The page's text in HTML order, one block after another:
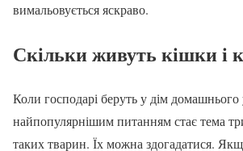
вимальовується яскраво.
Скільки живуть кішки і
Коли господарі беруть у дім
найпопулярнішим питанням стає тема
таких тварин. Їх можна здогадатися.